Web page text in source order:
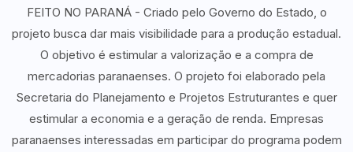
FEITO NO PARANÁ - Criado pelo Governo do Estado, o
projeto busca dar mais visibilidade para a produção estadual.
O objetivo é estimular a valorização e a compra de
mercadorias paranaenses. O projeto foi elaborado pela
Secretaria do Planejamento e Projetos Estruturantes e quer
estimular a economia e a geração de renda. Empresas
paranaenses interessadas em participar do programa podem